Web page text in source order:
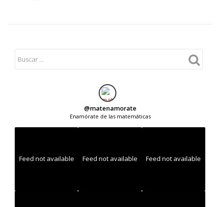
@matenamorate
Enamórate de las matemáticas
Feed not available Feed not available Feed not available